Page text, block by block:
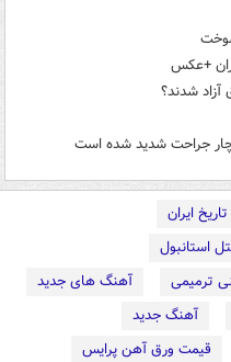
+عکس
شدند؟
جراحت شدید شده است
ایران
استانبول
ترمیمی
آهنگ های جدید
آهنگ جدید
قیمت ورق آهن پرایس